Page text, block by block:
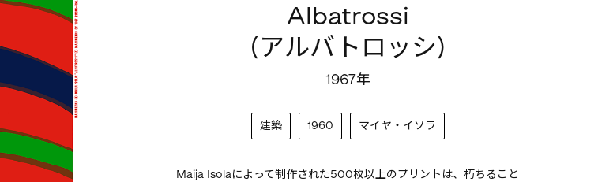
Albatrossi
(アルバトロッシ)
1967年
建築 1960 マイヤ・イソラ
Maija Isolaによって制作された500枚以上のプリントは、朽ちること